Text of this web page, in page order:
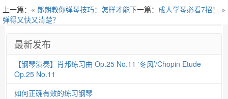
下一篇： 成人学琴必看7招！ »
上一篇：« 郎朗教你弹琴技巧：怎样才能
弹得又快又清楚？
最新发布
【钢琴演奏】肖邦练习曲 Op.25 No.11 ‘冬风’/Chopin Etude
Op.25 No.11
如何正确有效的练习钢琴